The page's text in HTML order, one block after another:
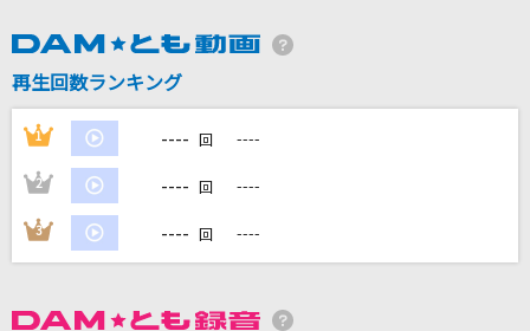
岩崎良美
[生音]youthful days
Mr.Children
[生音]One more time,One more chance
山崎まさよし
再生回数ランキング
1 ---- 回 ----
2 ---- 回 ----
3 ---- 回 ----